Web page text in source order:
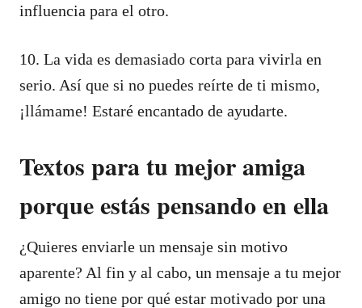
influencia para el otro.
10. La vida es demasiado corta para vivirla en
serio. Así que si no puedes reírte de ti mismo,
¡llámame! Estaré encantado de ayudarte.
Textos para tu mejor amiga
porque estás pensando en ella
¿Quieres enviarle un mensaje sin motivo
aparente? Al fin y al cabo, un mensaje a tu mejor
amigo no tiene por qué estar motivado por una